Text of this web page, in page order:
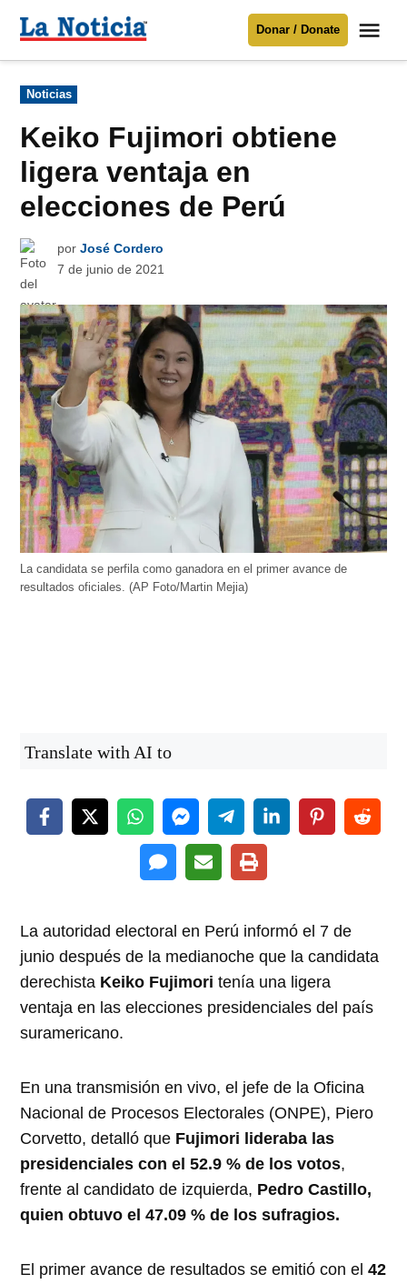
Para mantenerte informado necesitamos
Donar
contenido
Noticia
Donar / Donate
Publicado
en
Noticias
Keiko Fujimori obtiene
ligera ventaja en
elecciones de Perú
por José Cordero
7 de junio de 2021
La candidata se perfila como ganadora en el primer avance de
resultados oficiales. (AP Foto/Martin Mejia)
Translate with AI to
La autoridad electoral en Perú informó el 7 de
junio después de la medianoche que la candidata
derechista Keiko Fujimoritenía una ligera
ventaja en las elecciones presidenciales del país
suramericano.
En una transmisión en vivo, el jefe de la Oficina
Nacional de Procesos Electorales (ONPE), Piero
Corvetto, detalló que Fujimori lideraba las
presidenciales con el 52.9 % de los votos,
frente al candidato de izquierda, Pedro Castillo,
quien obtuvo el 47.09 % de los sufragios.
El primer avance de resultados se emitió con el42